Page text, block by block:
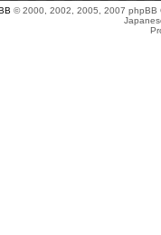
© 2000, 2002, 2005, 2007 phpBB